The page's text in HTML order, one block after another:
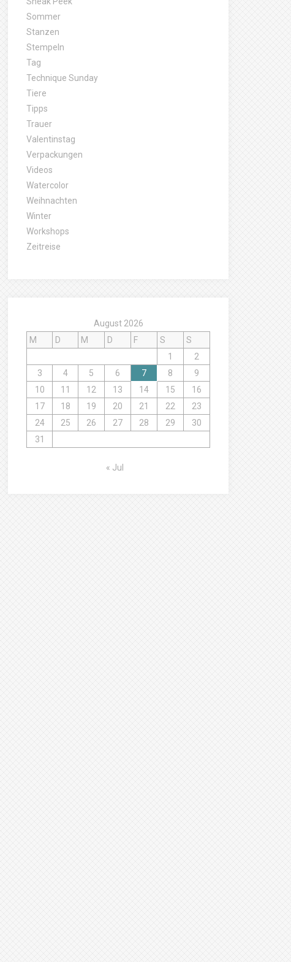
Sommer
Stanzen
Stempeln
Tag
Technique Sunday
Tiere
Tipps
Trauer
Valentinstag
Verpackungen
Videos
Watercolor
Weihnachten
Winter
Workshops
Zeitreise
August 2026
M
D M D F S
S
1
2
3
4 5 6 7 8
9
10
11 12 13 14 15
16
17
18 19 20 21 22
23
24
25 26 27 28 29
30
31
« Jul